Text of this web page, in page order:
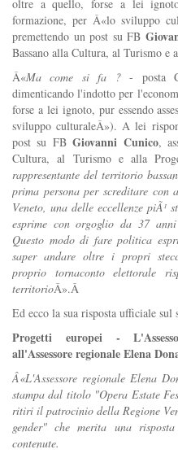
oltre a quello, forse a lei
formazione, per Â«lo sviluppo
premettendo un post su FB
Bassano alla Cultura, al Turismo e
Â«Ma come si fa ?- posta
dimenticando l'indotto per
forse a lei ignoto, pur essendo
sviluppo culturaleÂ»). A lei
post su FBGiovanni Cunico,
Cultura, al Turismo e alla
rappresentante del territorio
prima persona per screditare con
Veneto, una delle eccellenze
esprime con orgoglio da 37
Questo modo di fare politica
saper andare oltre i propri
proprio tornaconto
territorioÂ».Â
Ed ecco la sua risposta ufficiale sul
Progetti europei -
all'Assessore regionale Elena
Â«L'Assessore regionale Elena
stampa dal titolo "Opera Estate
ritiri il patrocinio della Regione
gender" che merita una
contenute.